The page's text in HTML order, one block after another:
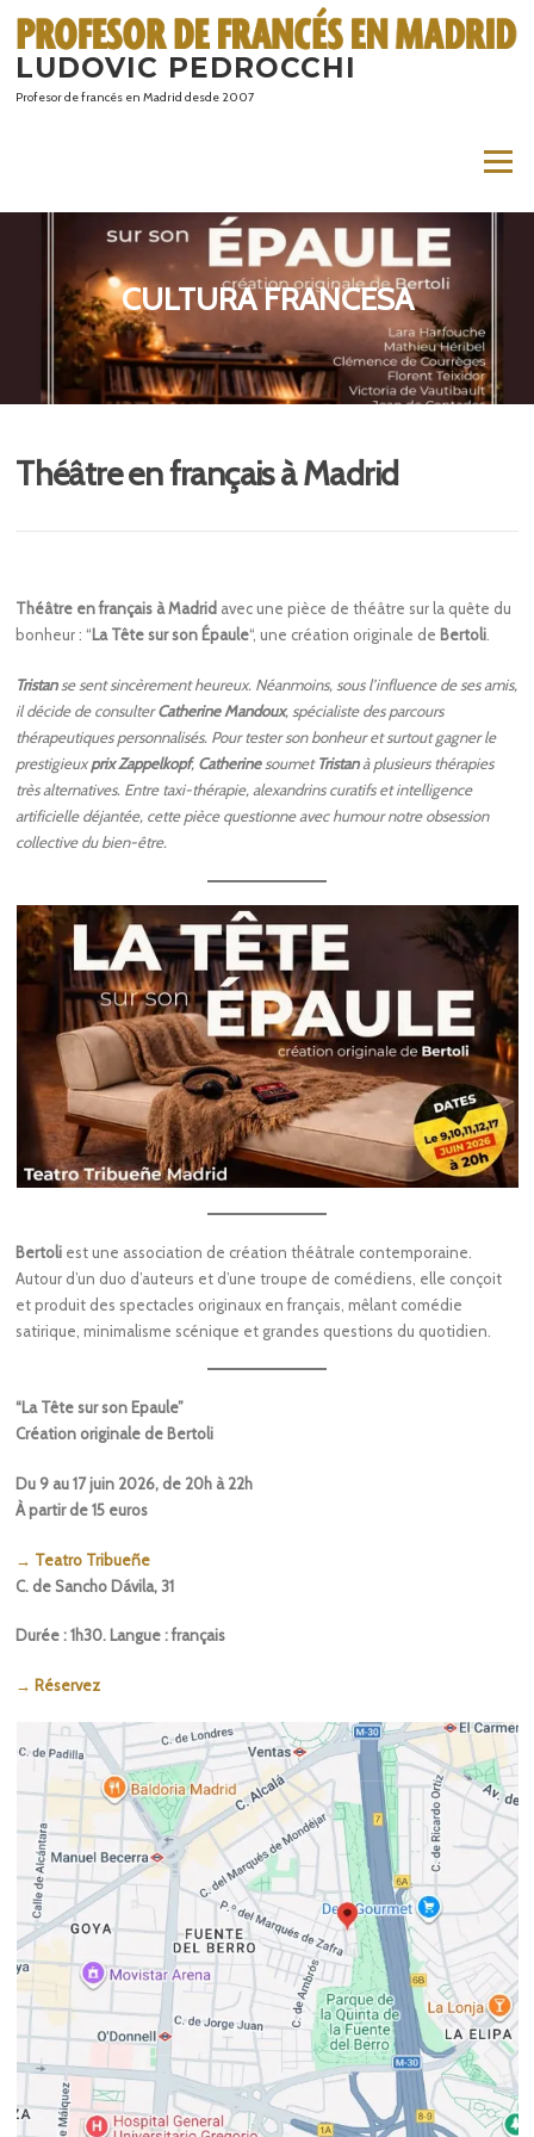
contenido
LUDOVIC PEDROCCHI
Profesor de francés en Madrid desde 2007
Menú
CULTURA FRANCESA
Théâtre en français à Madrid
Théâtre en français à Madrid avec une pièce de théâtre sur la quête du
bonheur : “La Tête sur son Épaule“, une création originale de Bertoli.
Tristanse sent sincèrement heureux. Néanmoins, sous l’influence de ses amis,
il décide de consulterCatherine Mandoux, spécialiste des parcours
thérapeutiques personnalisés. Pour tester son bonheur et surtout gagner le
prestigieuxprix Zappelkopf, CatherinesoumetTristanà plusieurs thérapies
très alternatives. Entre taxi-thérapie, alexandrins curatifs et intelligence
artificielle déjantée, cette pièce questionne avec humour notre obsession
collective du bien-être.
Bertoli est une association de création théâtrale contemporaine.
Autour d’un duo d’auteurs et d’une troupe de comédiens, elle conçoit
et produit des spectacles originaux en français, mêlant comédie
satirique, minimalisme scénique et grandes questions du quotidien.
“La Tête sur son Epaule”
Création originale de Bertoli
Du 9 au 17 juin 2026, de 20h à 22h
À partir de 15 euros
→ Teatro Tribueñe
C. de Sancho Dávila, 31
Durée : 1h30. Langue : français
→ Réservez